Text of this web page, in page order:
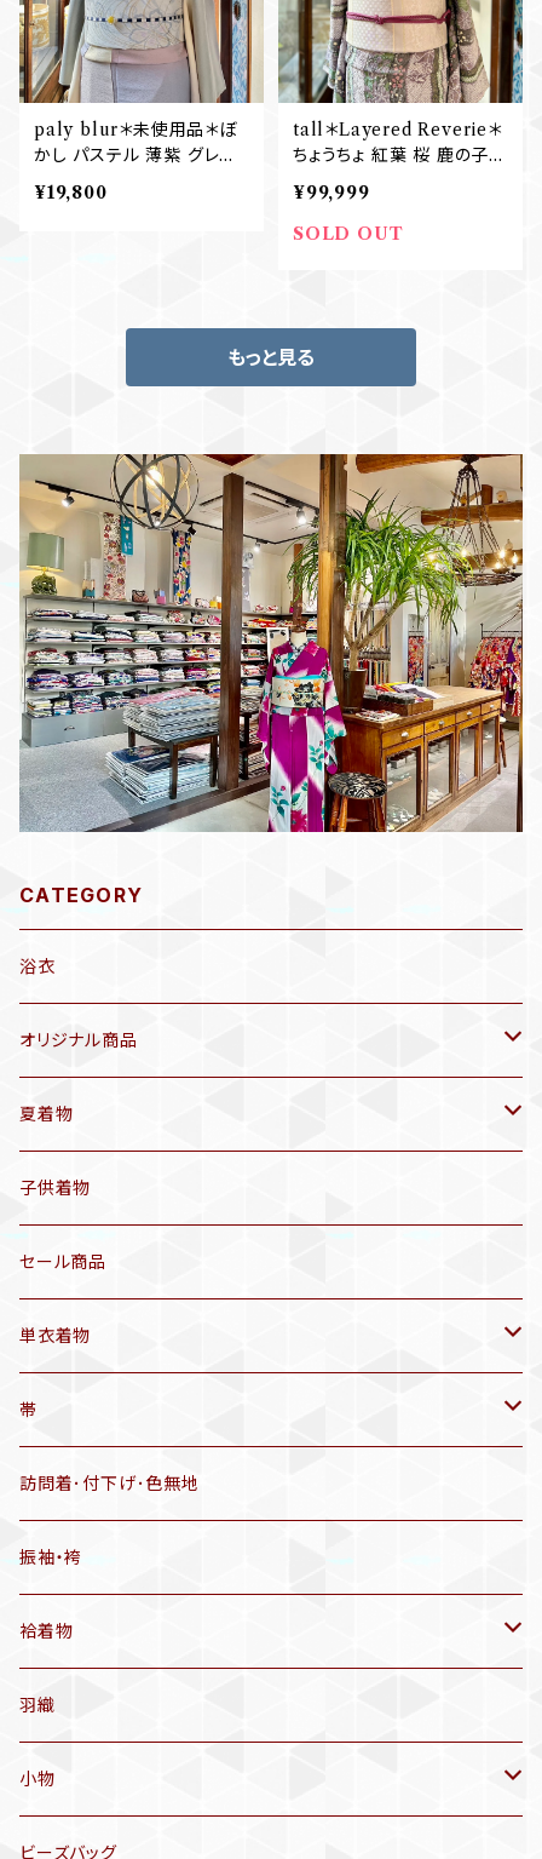
paly blur＊未使用品＊ぼ
かし パステル 薄紫 グレー
¥19,800
tall＊Layered Reverie＊
ちょうちょ 紅葉 桜 鹿の子
パープル グリーン 小紋着
物 B370
¥99,999
SOLD OUT
もっと見る
CATEGORY
浴衣
オリジナル商品
袷着物(10〜5月頃)
セオα 着物(5〜9月頃)
三分紐
帯揚げ
羽織
半幅帯
有松絞り浴衣(6～9月頃)
夏着物
アンティーク着物
リサイクル着物
子供着物
セール商品
単衣着物
アンティーク着物
リサイクル着物
帯
リサイクル帯
アンティーク帯
アンティーク仕立てかえ帯
名古屋帯
洒落袋帯
袋帯
訪問着･付下げ･色無地
振袖・袴
袷着物
アンティーク着物
リサイクル着物
訪問着、付下げ、色無地
羽織
小物
帯揚げ
ビーズバッグ